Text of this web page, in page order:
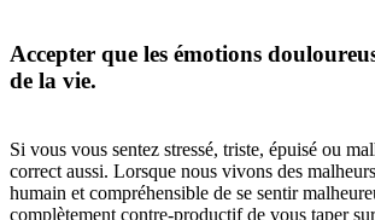
Accepter que les émotions
de la vie.
Si vous vous sentez stressé, triste, épuisé ou
correct aussi. Lorsque nous vivons des
humain et compréhensible de se sentir
complètement contre-productif de vous taper